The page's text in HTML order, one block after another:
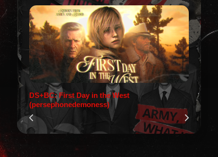
DS+BC: First Day in the West
(persephonedemoness)